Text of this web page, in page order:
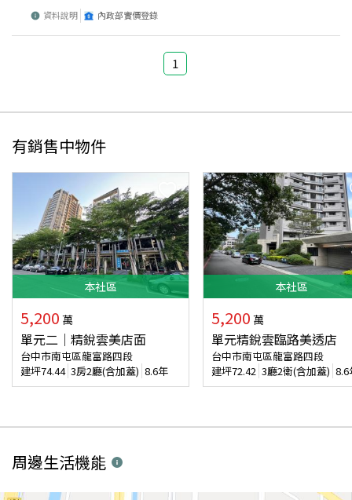
資料說明 內政部實價登錄
1
有銷售中物件
本社區
5,200 萬
單元二｜精銳雲美店面
台中市南屯區龍富路四段
建坪74.44 3房2廳(含加蓋) 8.6年
本社區
5,200 萬
單元精銳雲臨路美透店
台中市南屯區龍富路四段
建坪72.42 3廳2衛(含加蓋) 8.6
周邊生活機能